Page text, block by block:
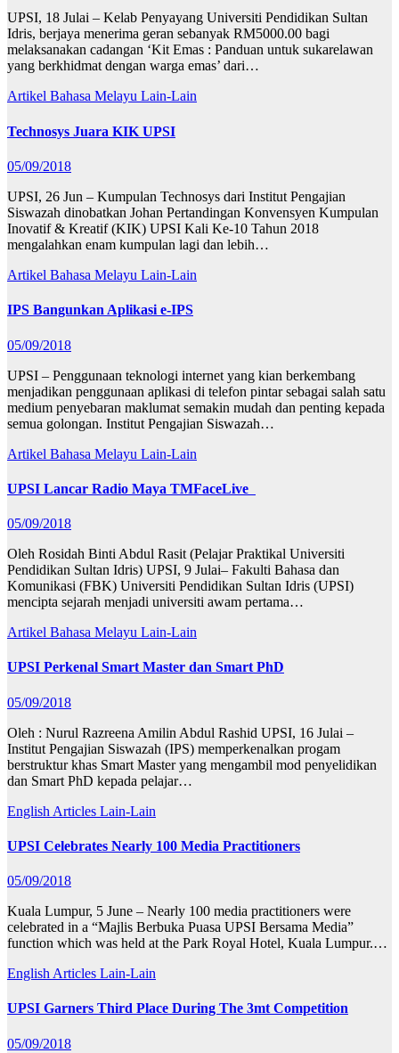
UPSI, 18 Julai – Kelab Penyayang Universiti Pendidikan Sultan
Idris, berjaya menerima geran sebanyak RM5000.00 bagi
melaksanakan cadangan ‘Kit Emas : Panduan untuk sukarelawan
yang berkhidmat dengan warga emas’ dari…
Artikel Bahasa Melayu Lain-Lain
Technosys Juara KIK UPSI
05/09/2018
UPSI, 26 Jun – Kumpulan Technosys dari Institut Pengajian
Siswazah dinobatkan Johan Pertandingan Konvensyen Kumpulan
Inovatif & Kreatif (KIK) UPSI Kali Ke-10 Tahun 2018
mengalahkan enam kumpulan lagi dan lebih…
Artikel Bahasa Melayu Lain-Lain
IPS Bangunkan Aplikasi e-IPS
05/09/2018
UPSI – Penggunaan teknologi internet yang kian berkembang
menjadikan penggunaan aplikasi di telefon pintar sebagai salah satu
medium penyebaran maklumat semakin mudah dan penting kepada
semua golongan. Institut Pengajian Siswazah…
Artikel Bahasa Melayu Lain-Lain
UPSI Lancar Radio Maya TMFaceLive
05/09/2018
Oleh Rosidah Binti Abdul Rasit (Pelajar Praktikal Universiti
Pendidikan Sultan Idris) UPSI, 9 Julai– Fakulti Bahasa dan
Komunikasi (FBK) Universiti Pendidikan Sultan Idris (UPSI)
mencipta sejarah menjadi universiti awam pertama…
Artikel Bahasa Melayu Lain-Lain
UPSI Perkenal Smart Master dan Smart PhD
05/09/2018
Oleh : Nurul Razreena Amilin Abdul Rashid UPSI, 16 Julai –
Institut Pengajian Siswazah (IPS) memperkenalkan progam
berstruktur khas Smart Master yang mengambil mod penyelidikan
dan Smart PhD kepada pelajar…
English Articles Lain-Lain
UPSI Celebrates Nearly 100 Media Practitioners
05/09/2018
Kuala Lumpur, 5 June – Nearly 100 media practitioners were
celebrated in a “Majlis Berbuka Puasa UPSI Bersama Media”
function which was held at the Park Royal Hotel, Kuala Lumpur.…
English Articles Lain-Lain
UPSI Garners Third Place During The 3mt Competition
05/09/2018